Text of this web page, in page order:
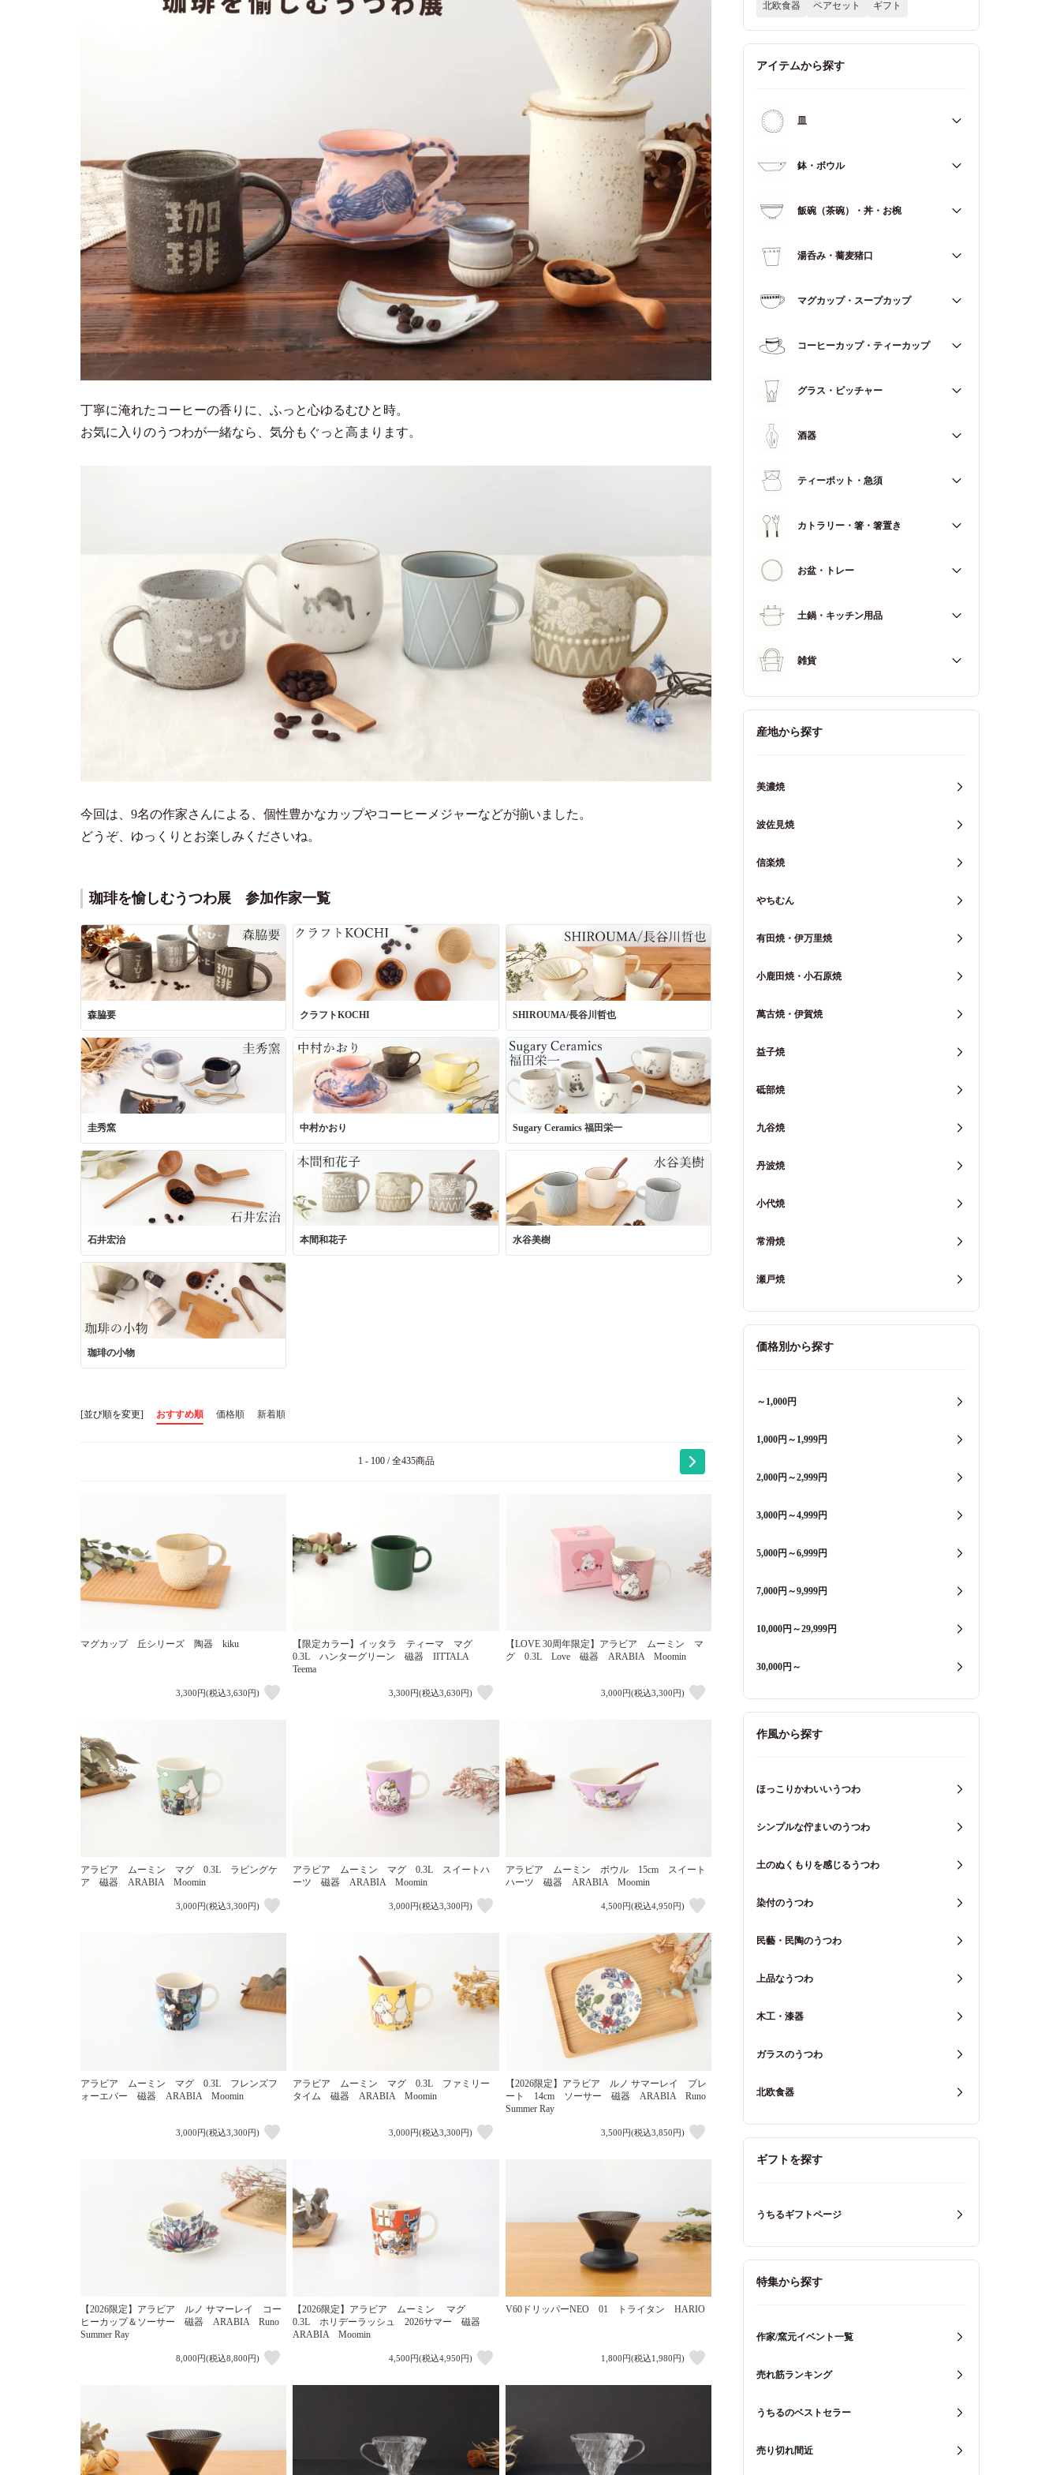
丁寧に淹れたコーヒーの香りに、ふっと心ゆるむひと時。
お気に入りのうつわが一緒なら、気分もぐっと高まります。
今回は、9名の作家さんによる、個性豊かなカップやコーヒーメジャーなどが揃いました。
どうぞ、ゆっくりとお楽しみくださいね。
珈琲を愉しむうつわ展 参加作家一覧
森脇要 クラフトKOCHI SHIROUMA/長谷川哲也
圭秀窯 中村かおり Sugary Ceramics 福田栄一
石井宏治 本間和花子 水谷美樹
珈琲の小物
[並び順を変更] おすすめ順 価格順 新着順
1 - 100 / 全435商品
マグカップ 丘シリーズ 陶器 kiku
3,300円(税込3,630円)
【限定カラー】イッタラ ティーマ マグ
0.3L ハンターグリーン 磁器 IITTALA
Teema
3,300円(税込3,630円)
【LOVE 30周年限定】アラビア ムーミン マ
グ 0.3L Love 磁器 ARABIA Moomin
3,000円(税込3,300円)
アラビア ムーミン マグ 0.3L ラビングケ
ア 磁器 ARABIA Moomin
3,000円(税込3,300円)
アラビア ムーミン マグ 0.3L スイートハ
ーツ 磁器 ARABIA Moomin
3,000円(税込3,300円)
アラビア ムーミン ボウル 15cm スイート
ハーツ 磁器 ARABIA Moomin
4,500円(税込4,950円)
アラビア ムーミン マグ 0.3L フレンズフ
ォーエバー 磁器 ARABIA Moomin
3,000円(税込3,300円)
アラビア ムーミン マグ 0.3L ファミリー
タイム 磁器 ARABIA Moomin
3,000円(税込3,300円)
【2026限定】アラビア ルノ サマーレイ プレ
ート 14cm ソーサー 磁器 ARABIA Runo
Summer Ray
3,500円(税込3,850円)
【2026限定】アラビア ルノ サマーレイ コー
ヒーカップ＆ソーサー 磁器 ARABIA Runo
Summer Ray
8,000円(税込8,800円)
【2026限定】アラビア ムーミン マグ
0.3L ホリデーラッシュ 2026サマー 磁器
ARABIA Moomin
4,500円(税込4,950円)
V60ドリッパーNEO 01 トライタン HARIO
1,800円(税込1,980円)
北欧食器 ペアセット ギフト
アイテムから探す
皿
すべて
取皿・中皿（15～20cm）
鉢・ボウル
すべて
中鉢（13～17cm）
飯碗（茶碗）・丼・お椀
すべて
丼（どんぶり）
湯呑み・蕎麦猪口
蕎麦猪口（そばちょこ）
マグカップ・スープカップ
スープカップ
コーヒーカップ・ティーカップ
グラス・ピッチャー
すべて
酒器
お猪口（おちょこ）
ティーポット・急須
カトラリー・箸・箸置き
すべて
箸
お盆・トレー
すべて
土鍋・キッチン用品
すべて
キッチン用品
重箱・弁当箱
雑貨
すべて
産地から探す
美濃焼
波佐見焼
信楽焼
やちむん
有田焼・伊万里焼
小鹿田焼・小石原焼
萬古焼・伊賀焼
益子焼
砥部焼
九谷焼
丹波焼
小代焼
常滑焼
瀬戸焼
価格別から探す
～1,000円
1,000円～1,999円
2,000円～2,999円
3,000円～4,999円
5,000円～6,999円
7,000円～9,999円
10,000円～29,999円
30,000円～
作風から探す
ほっこりかわいいうつわ
シンプルな佇まいのうつわ
土のぬくもりを感じるうつわ
染付のうつわ
民藝・民陶のうつわ
上品なうつわ
木工・漆器
ガラスのうつわ
北欧食器
ギフトを探す
うちるギフトページ
特集から探す
作家/窯元イベント一覧
売れ筋ランキング
うちるのベストセラー
売り切れ間近